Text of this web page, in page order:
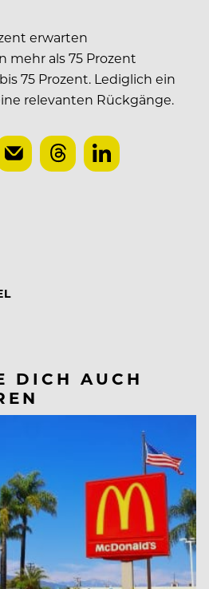
erwarten
mehr als 75 Prozent
75 Prozent. Lediglich ein
relevanten Rückgänge.
DICH AUCH